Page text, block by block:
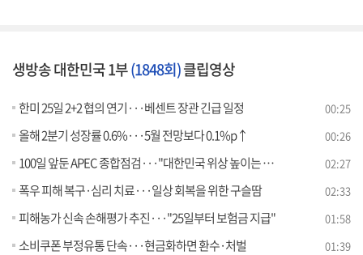
생방송 대한민국 1부(1848회)클립영상
한미 25일 2+2 협의 연기···베센트 장관 긴급 일정 00:25
올해 2분기 성장률 0.6%···5월 전망보다 0.1%p↑ 00:26
100일 앞둔 APEC 종합점검···"대한민국 위상 높이는 계기" 02:27
폭우 피해 복구·심리 치료···일상 회복을 위한 구슬땀 02:33
피해농가 신속 손해평가 추진···"25일부터 보험금 지급" 01:58
소비쿠폰 부정유통 단속···현금화하면 환수·처벌 01:39